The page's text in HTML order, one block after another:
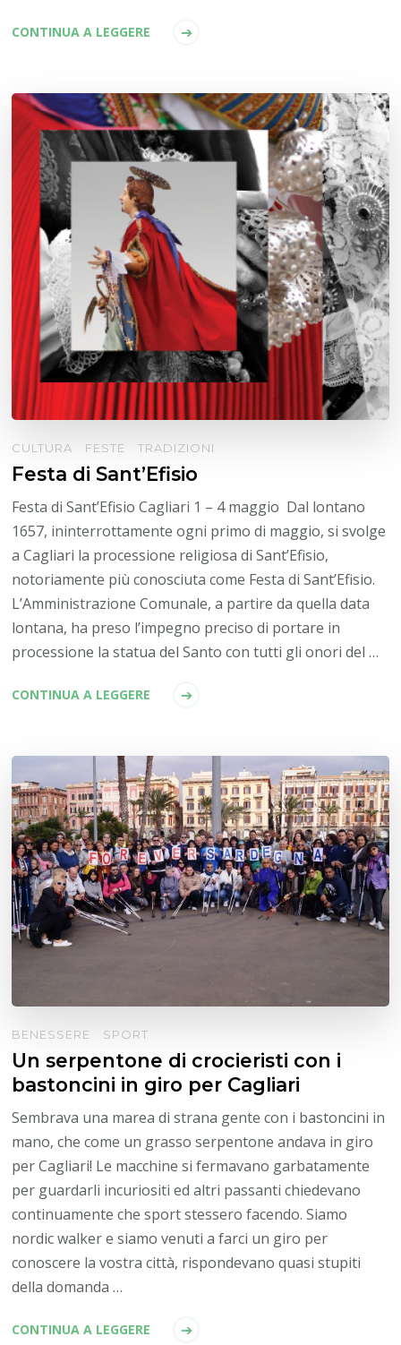
CONTINUA A LEGGERE
CULTURA FESTE TRADIZIONI
Festa di Sant’Efisio
Festa di Sant’Efisio Cagliari 1 – 4 maggio Dal lontano
1657, ininterrottamente ogni primo di maggio, si svolge
a Cagliari la processione religiosa di Sant’Efisio,
notoriamente più conosciuta come Festa di Sant’Efisio.
L’Amministrazione Comunale, a partire da quella data
lontana, ha preso l’impegno preciso di portare in
processione la statua del Santo con tutti gli onori del …
CONTINUA A LEGGERE
BENESSERE SPORT
Un serpentone di crocieristi con i
bastoncini in giro per Cagliari
Sembrava una marea di strana gente con i bastoncini in
mano, che come un grasso serpentone andava in giro
per Cagliari! Le macchine si fermavano garbatamente
per guardarli incuriositi ed altri passanti chiedevano
continuamente che sport stessero facendo. Siamo
nordic walker e siamo venuti a farci un giro per
conoscere la vostra città, rispondevano quasi stupiti
della domanda …
CONTINUA A LEGGERE